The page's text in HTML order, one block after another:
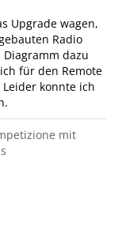
Upgrade wagen,
Radio
dazu
für den Remote
konnte ich
mit